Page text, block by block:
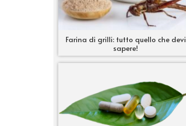
Farina di grilli: tutto quello che devi
sapere!